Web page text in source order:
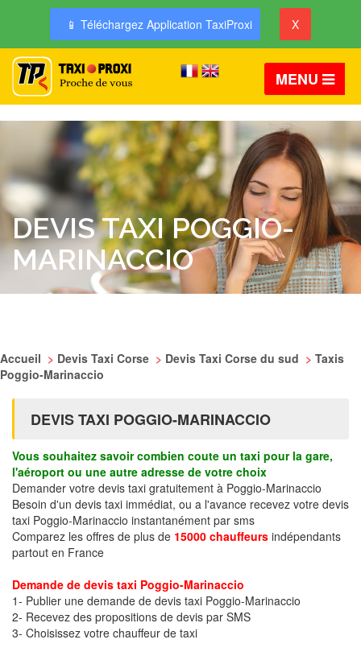
📱 Téléchargez Application TaxiProxi X
MENU
DEVIS TAXI POGGIO-
MARINACCIO
Accueil > Devis Taxi Corse > Devis Taxi Corse du sud > Taxis
Poggio-Marinaccio
DEVIS TAXI POGGIO-MARINACCIO
Vous souhaitez savoir combien coute un taxi pour la gare,
l'aéroport ou une autre adresse de votre choix
Demander votre devis taxi gratuitement à Poggio-Marinaccio
Besoin d'un devis taxi immédiat, ou a l'avance recevez votre devis
taxi Poggio-Marinaccio instantanément par sms
Comparez les offres de plus de 15000 chauffeurs indépendants
partout en France
Demande de devis taxi Poggio-Marinaccio
1- Publier une demande de devis taxi Poggio-Marinaccio
2- Recevez des propositions de devis par SMS
3- Choisissez votre chauffeur de taxi